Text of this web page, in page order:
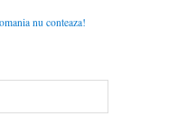
nu conteaza!